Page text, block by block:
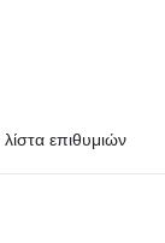
επιθυμιών